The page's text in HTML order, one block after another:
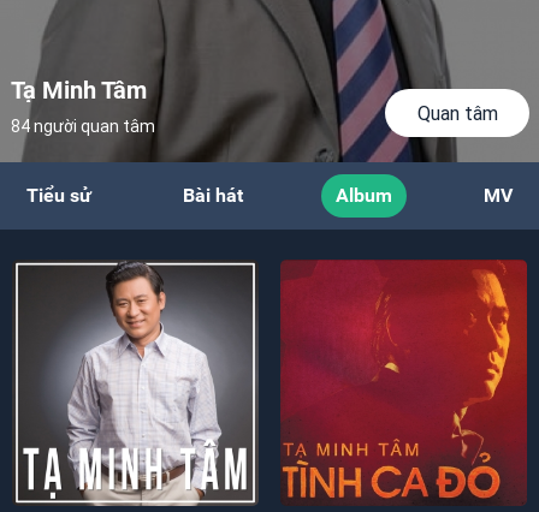
Tạ Minh Tâm
84 người quan tâm
Quan tâm
Tiểu sử Bài hát Album MV